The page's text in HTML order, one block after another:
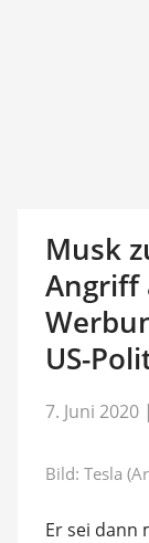
Musk
Angriff
US-
7. Juni 2020 |
Bild: Tesla
Er sei dann